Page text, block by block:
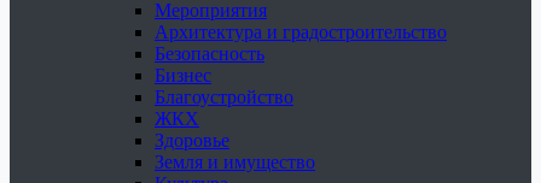
Мероприятия
Архитектура и градостроительство
Безопасность
Бизнес
Благоустройство
ЖКХ
Здоровье
Земля и имущество